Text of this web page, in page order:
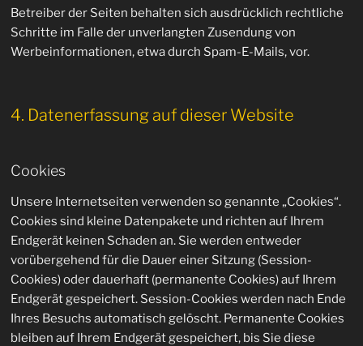
Betreiber der Seiten behalten sich ausdrücklich rechtliche
Schritte im Falle der unverlangten Zusendung von
Werbeinformationen, etwa durch Spam-E-Mails, vor.
4. Datenerfassung auf dieser Website
Cookies
Unsere Internetseiten verwenden so genannte „Cookies“.
Cookies sind kleine Datenpakete und richten auf Ihrem
Endgerät keinen Schaden an. Sie werden entweder
vorübergehend für die Dauer einer Sitzung (Session-
Cookies) oder dauerhaft (permanente Cookies) auf Ihrem
Endgerät gespeichert. Session-Cookies werden nach Ende
Ihres Besuchs automatisch gelöscht. Permanente Cookies
bleiben auf Ihrem Endgerät gespeichert, bis Sie diese